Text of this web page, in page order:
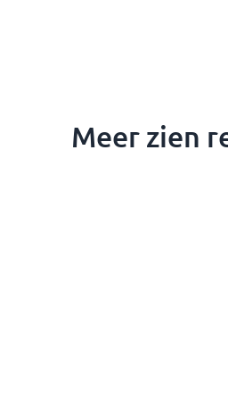
Meer zien